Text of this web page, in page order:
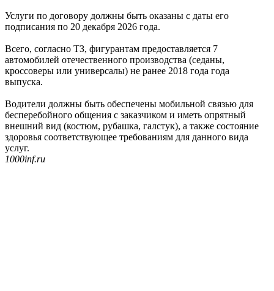
Услуги по договору должны быть оказаны с даты его
подписания по 20 декабря 2026 года.
Всего, согласно ТЗ, фигурантам предоставляется 7
автомобилей отечественного производства (седаны,
кроссоверы или универсалы) не ранее 2018 года года
выпуска.
Водители должны быть обеспечены мобильной связью для
бесперебойного общения с заказчиком и иметь опрятный
внешний вид (костюм, рубашка, галстук), а также состояние
здоровья соответствующее требованиям для данного вида
услуг.
1000inf.ru